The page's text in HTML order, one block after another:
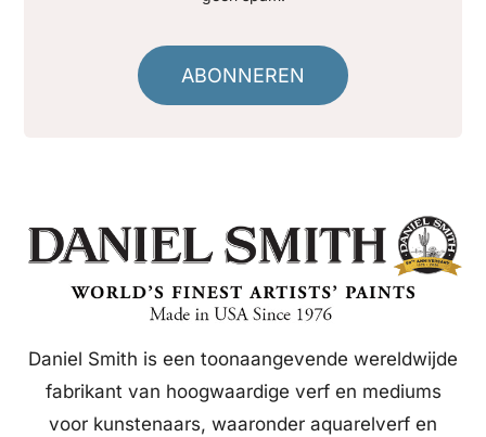
ABONNEREN
Daniel Smith is een toonaangevende wereldwijde
fabrikant van hoogwaardige verf en mediums
voor kunstenaars, waaronder aquarelverf en